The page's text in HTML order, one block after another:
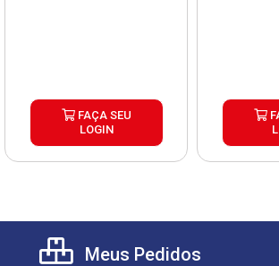
FAÇA SEU
LOGIN
Meus Pedidos